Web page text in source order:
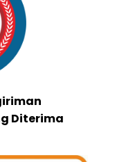
Diterima